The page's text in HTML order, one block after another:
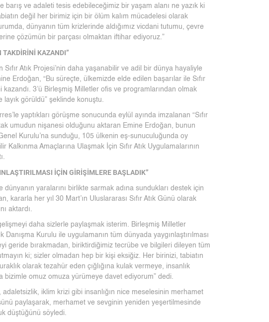
barış ve adaleti tesis edebileceğimiz bir yaşam alanı ne yazık ki
değil her birimiz için bir ölüm kalım mücadelesi olarak
dünyanın tüm krizlerinde aldığımız vicdani tutumu, çevre
çözümün bir parçası olmaktan iftihar ediyoruz.”
TAKDİRİNİ KAZANDI”
Sıfır Atık Projesi’nin daha yaşanabilir ve adil bir dünya hayaliyle
Erdoğan, “Bu süreçte, ülkemizde elde edilen başarılar ile Sıfır
kazandı. 3’ü Birleşmiş Milletler ofis ve programlarından olmak
görüldü” şeklinde konuştu.
yaptıkları görüşme sonucunda eylül ayında imzalanan “Sıfır
umudun nişanesi olduğunu aktaran Emine Erdoğan, bunun
Kurulu’na sunduğu, 105 ülkenin eş-sunuculuğunda oy
Kalkınma Amaçlarına Ulaşmak İçin Sıfır Atık Uygulamalarının
İÇİN GİRİŞİMLERE BAŞLADIK”
yaralarını birlikte sarmak adına sundukları destek için
kararla her yıl 30 Mart’ın Uluslararası Sıfır Atık Günü olarak
aktardı.
daha sizlerle paylaşmak isterim. Birleşmiş Milletler
Danışma Kurulu ile uygulamanın tüm dünyada yaygınlaştırılması
geride bırakmadan, biriktirdiğimiz tecrübe ve bilgileri dileyen tüm
ki; sizler olmadan hep bir kişi eksiğiz. Her birinizi, tabiatın
olarak tezahür eden çığlığına kulak vermeye, insanlık
bizimle omuz omuza yürümeye davet ediyorum” dedi.
iklim krizi gibi insanlığın nice meselesinin merhamet
paylaşarak, merhamet ve sevginin yeniden yeşertilmesinde
düştüğünü söyledi.